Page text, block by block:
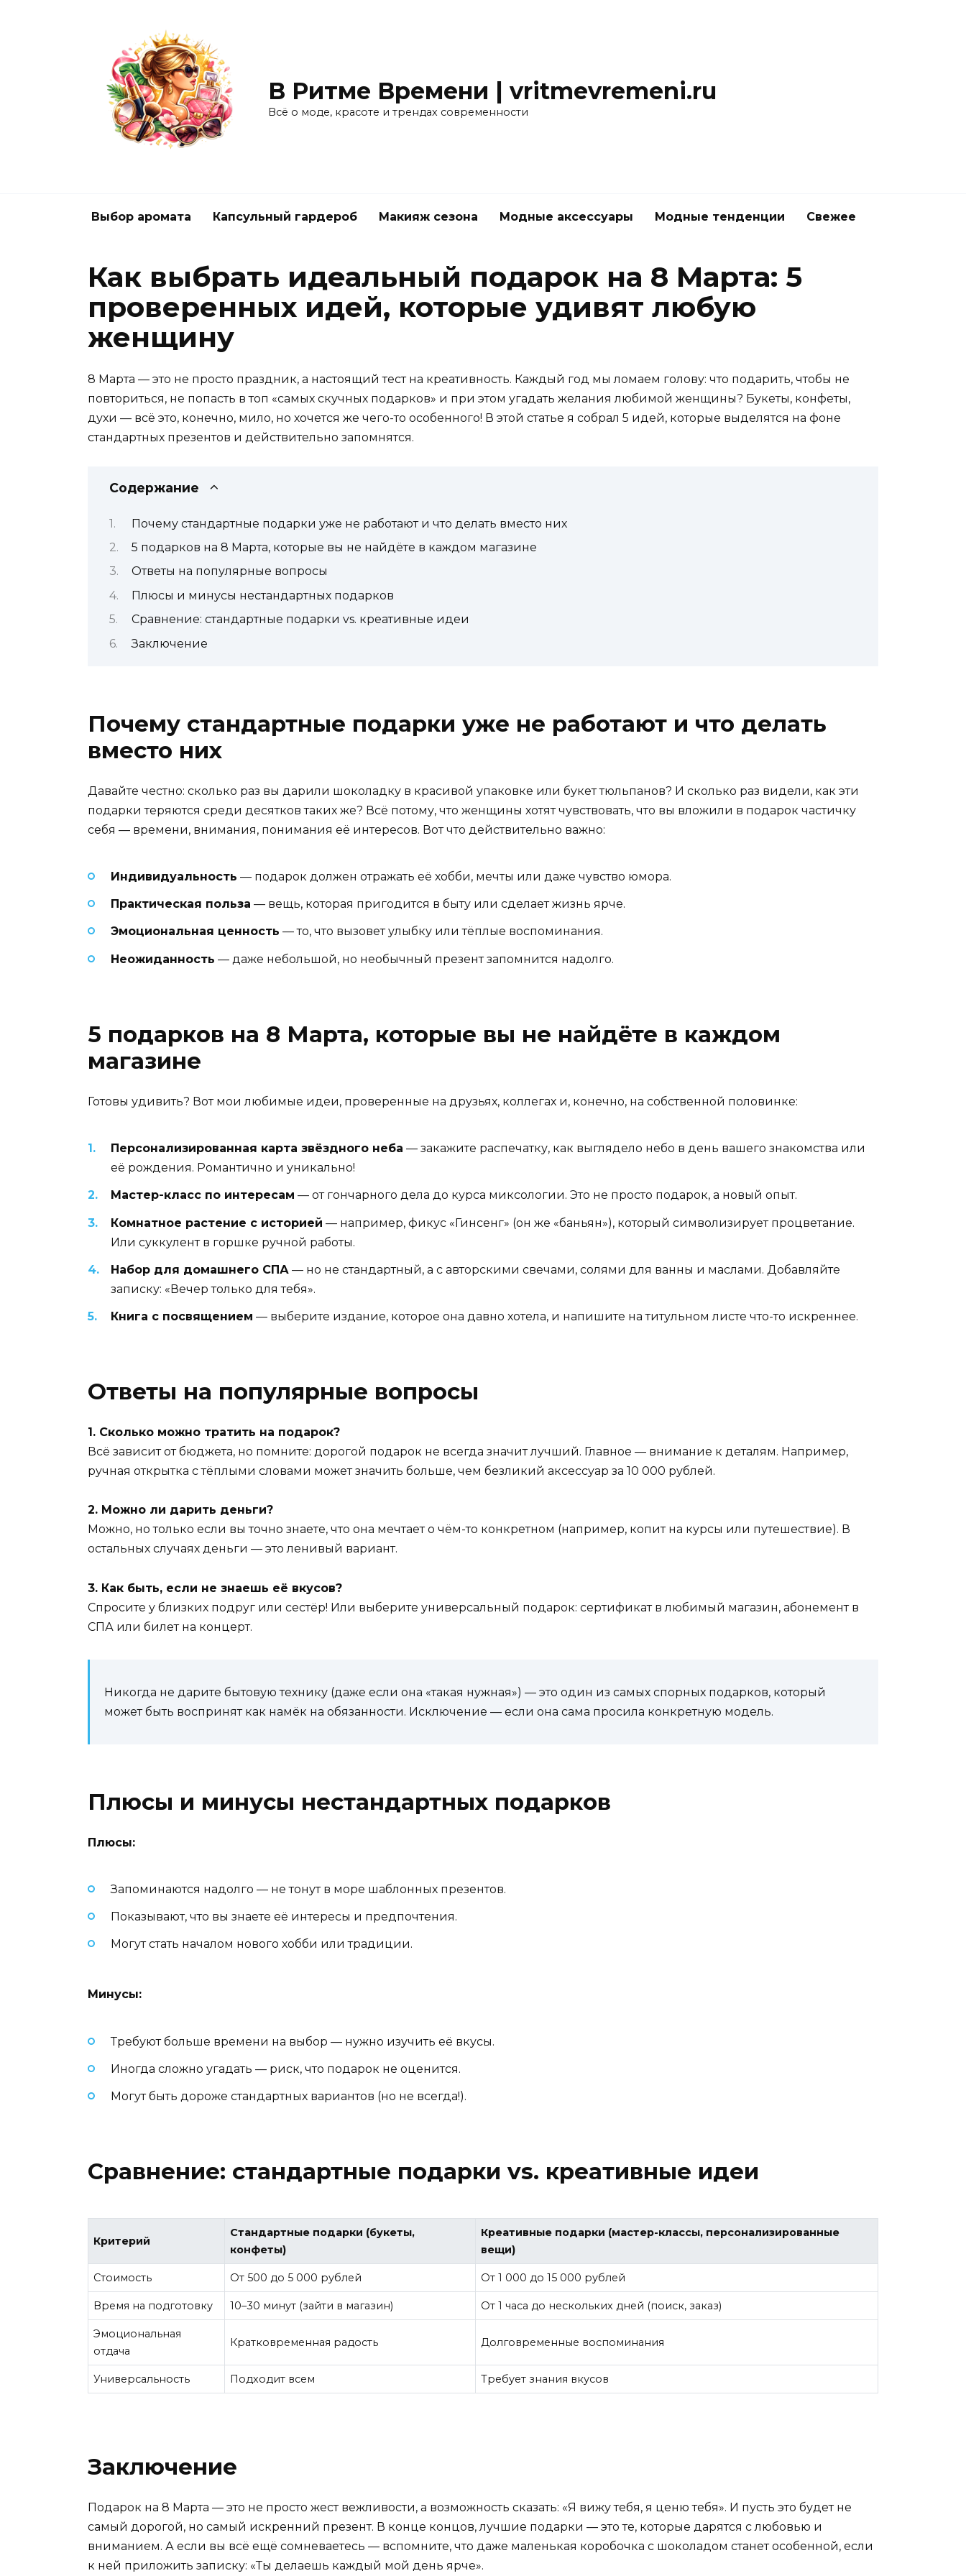
В Ритме Времени | vritmevremeni.ru
Всё о моде, красоте и трендах современности
Выбор аромата Капсульный гардероб Макияж сезона Модные аксессуары Модные тенденции Свежее
Как выбрать идеальный подарок на 8 Марта: 5
проверенных идей, которые удивят любую
женщину
8 Марта — это не просто праздник, а настоящий тест на креативность. Каждый год мы ломаем голову: что подарить, чтобы не
повториться, не попасть в топ «самых скучных подарков» и при этом угадать желания любимой женщины? Букеты, конфеты,
духи — всё это, конечно, мило, но хочется же чего-то особенного! В этой статье я собрал 5 идей, которые выделятся на фоне
стандартных презентов и действительно запомнятся.
Содержание
Почему стандартные подарки уже не работают и что делать вместо них
5 подарков на 8 Марта, которые вы не найдёте в каждом магазине
Ответы на популярные вопросы
Плюсы и минусы нестандартных подарков
Сравнение: стандартные подарки vs. креативные идеи
Заключение
Почему стандартные подарки уже не работают и что делать
вместо них
Давайте честно: сколько раз вы дарили шоколадку в красивой упаковке или букет тюльпанов? И сколько раз видели, как эти
подарки теряются среди десятков таких же? Всё потому, что женщины хотят чувствовать, что вы вложили в подарок частичку
себя — времени, внимания, понимания её интересов. Вот что действительно важно:
Индивидуальность — подарок должен отражать её хобби, мечты или даже чувство юмора.
Практическая польза — вещь, которая пригодится в быту или сделает жизнь ярче.
Эмоциональная ценность — то, что вызовет улыбку или тёплые воспоминания.
Неожиданность — даже небольшой, но необычный презент запомнится надолго.
5 подарков на 8 Марта, которые вы не найдёте в каждом
магазине
Готовы удивить? Вот мои любимые идеи, проверенные на друзьях, коллегах и, конечно, на собственной половинке:
Персонализированная карта звёздного неба — закажите распечатку, как выглядело небо в день вашего знакомства или
её рождения. Романтично и уникально!
Мастер-класс по интересам — от гончарного дела до курса миксологии. Это не просто подарок, а новый опыт.
Комнатное растение с историей — например, фикус «Гинсенг» (он же «баньян»), который символизирует процветание.
Или суккулент в горшке ручной работы.
Набор для домашнего СПА — но не стандартный, а с авторскими свечами, солями для ванны и маслами. Добавляйте
записку: «Вечер только для тебя».
Книга с посвящением — выберите издание, которое она давно хотела, и напишите на титульном листе что-то искреннее.
Ответы на популярные вопросы
1. Сколько можно тратить на подарок?
Всё зависит от бюджета, но помните: дорогой подарок не всегда значит лучший. Главное — внимание к деталям. Например,
ручная открытка с тёплыми словами может значить больше, чем безликий аксессуар за 10 000 рублей.
2. Можно ли дарить деньги?
Можно, но только если вы точно знаете, что она мечтает о чём-то конкретном (например, копит на курсы или путешествие). В
остальных случаях деньги — это ленивый вариант.
3. Как быть, если не знаешь её вкусов?
Спросите у близких подруг или сестёр! Или выберите универсальный подарок: сертификат в любимый магазин, абонемент в
СПА или билет на концерт.
Никогда не дарите бытовую технику (даже если она «такая нужная») — это один из самых спорных подарков, который
может быть воспринят как намёк на обязанности. Исключение — если она сама просила конкретную модель.
Плюсы и минусы нестандартных подарков
Плюсы:
Запоминаются надолго — не тонут в море шаблонных презентов.
Показывают, что вы знаете её интересы и предпочтения.
Могут стать началом нового хобби или традиции.
Минусы:
Требуют больше времени на выбор — нужно изучить её вкусы.
Иногда сложно угадать — риск, что подарок не оценится.
Могут быть дороже стандартных вариантов (но не всегда!).
Сравнение: стандартные подарки vs. креативные идеи
Критерий
Стандартные подарки (букеты,
конфеты)
Креативные подарки (мастер-классы, персонализированные
вещи)
Стоимость От 500 до 5 000 рублей От 1 000 до 15 000 рублей
Время на подготовку 10–30 минут (зайти в магазин) От 1 часа до нескольких дней (поиск, заказ)
Эмоциональная
отдача
Кратковременная радость Долговременные воспоминания
Универсальность Подходит всем Требует знания вкусов
Заключение
Подарок на 8 Марта — это не просто жест вежливости, а возможность сказать: «Я вижу тебя, я ценю тебя». И пусть это будет не
самый дорогой, но самый искренний презент. В конце концов, лучшие подарки — это те, которые дарятся с любовью и
вниманием. А если вы всё ещё сомневаетесь — вспомните, что даже маленькая коробочка с шоколадом станет особенной, если
к ней приложить записку: «Ты делаешь каждый мой день ярче».